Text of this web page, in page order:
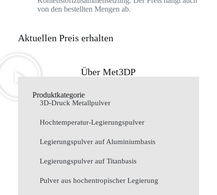
von den bestellten Mengen ab.
Aktuellen Preis erhalten
Über Met3DP
Produktkategorie
3D-Druck Metallpulver
Hochtemperatur-Legierungspulver
Legierungspulver auf Aluminiumbasis
Legierungspulver auf Titanbasis
Pulver aus hochentropischer Legierung